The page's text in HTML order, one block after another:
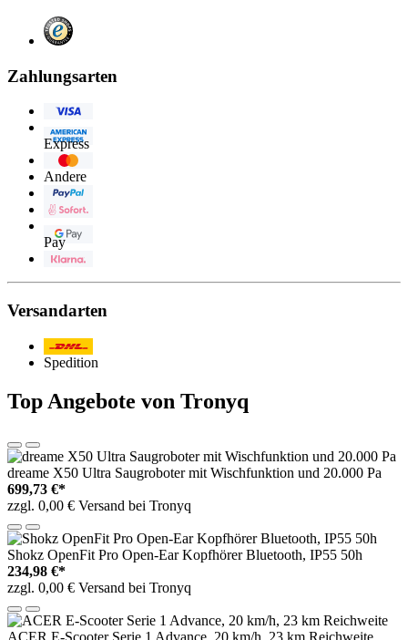
Zahlungsarten
Express
Andere
Pay
Versandarten
Spedition
Top Angebote von Tronyq
dreame X50 Ultra Saugroboter mit Wischfunktion und 20.000 Pa
699,73 €*
zzgl. 0,00 € Versand bei Tronyq
Shokz OpenFit Pro Open-Ear Kopfhörer Bluetooth, IP55 50h
234,98 €*
zzgl. 0,00 € Versand bei Tronyq
ACER E-Scooter Serie 1 Advance, 20 km/h, 23 km Reichweite